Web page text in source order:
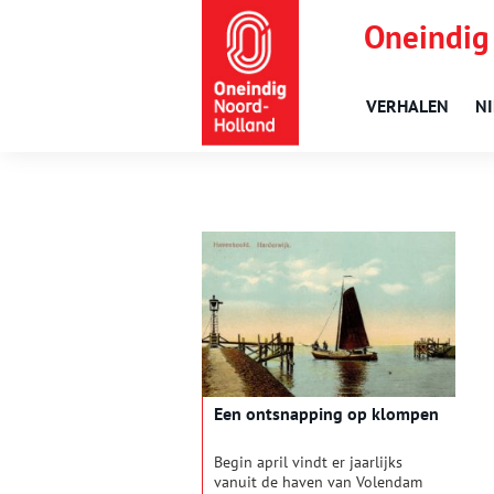
VERHALEN
Een ontsnapping op klompen
Begin april vindt er jaarlijks
vanuit de haven van Volendam